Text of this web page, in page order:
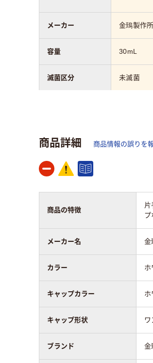
金鵄製作所
30mL
未滅菌
メーカー
容量
滅菌区分
カラーグループ
アスクル商品環境
商品詳細 商品情報の誤りを
商品の特徴
片
プ
メーカー名 金
カラー ホ
キャップカラー ホ
キャップ形状 ワ
ブランド 金